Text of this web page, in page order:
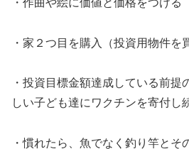
・家２つ目を購入（投資用物件を
・投資目標金額達成している前提
しい子ども達にワクチンを寄付し
・慣れたら、魚でなく釣り竿とそ